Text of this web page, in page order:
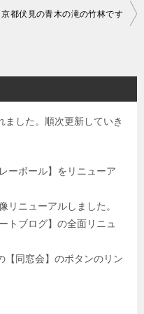
京都伏見の青木の滝の竹林です
した。順次更新していき
ーボール】をリニューア
リニューアルしました。
トブログ】の全面リニュ
同窓会】のボタンのリン